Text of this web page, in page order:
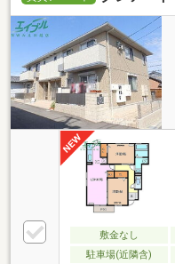
敷金なし
駐車場(近隣含)